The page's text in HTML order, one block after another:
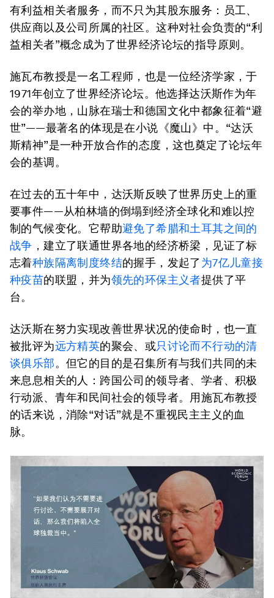
有利益相关者服务，而不只为其股东服务：员工、
供应商以及公司所属的社区。这种对社会负责的“利
益相关者”概念成为了世界经济论坛的指导原则。
施瓦布教授是一名工程师，也是一位经济学家，于
1971年创立了世界经济论坛。他选择达沃斯作为年
会的举办地，山脉在瑞士和德国文化中都象征着“避
世”——最著名的体现是在小说《魔山》中。“达沃
斯精神”是一种开放合作的态度，这也奠定了论坛年
会的基调。
在过去的五十年中，达沃斯反映了世界历史上的重
要事件——从柏林墙的倒塌到经济全球化和难以控
制的气候变化。它帮助避免了希腊和土耳其之间的
战争 ，建立了联通世界各地的经济桥梁，见证了标
志着种族隔离制度终结的握手，发起了为7亿儿童接
种疫苗的联盟，并为领先的环保主义者提供了平
台。
达沃斯在努力实现改善世界状况的使命时，也一直
被批评为远方精英的聚会、或只讨论而不行动的清
谈俱乐部。但它的目的是召集所有与我们共同的未
来息息相关的人：跨国公司的领导者、学者、积极
行动派、青年和民间社会的领导者。用施瓦布教授
的话来说，消除“对话”就是不重视民主主义的血
脉。